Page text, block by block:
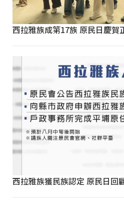
西拉雅族成第17族 原民日慶賀
西拉雅族獲民族認定 原民日回